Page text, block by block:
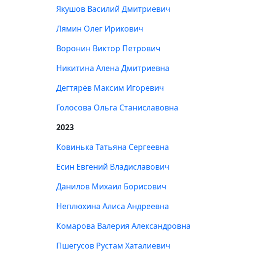
Якушов Василий Дмитриевич
Лямин Олег Ирикович
Воронин Виктор Петрович
Никитина Алена Дмитриевна
Дегтярёв Максим Игоревич
Голосова Ольга Станиславовна
2023
Ковинька Татьяна Сергеевна
Есин Евгений Владиславович
Данилов Михаил Борисович
Неплюхина Алиса Андреевна
Комарова Валерия Александровна
Пшегусов Рустам Хаталиевич